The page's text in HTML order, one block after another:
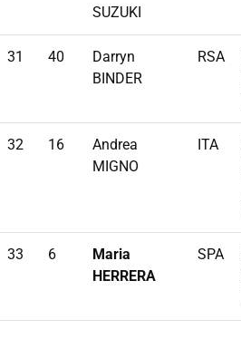
SUZUKI
31 40
Darryn
BINDER
RSA
32 16
Andrea
MIGNO
ITA
33 6
Maria
HERRERA
SPA